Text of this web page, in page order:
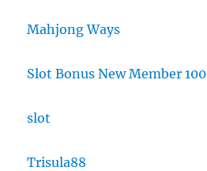
Mahjong Ways
Slot Bonus New Member 100
slot
Trisula88